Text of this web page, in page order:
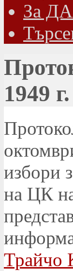
Зa
1949 г.
избори
на ЦК
Трайчо